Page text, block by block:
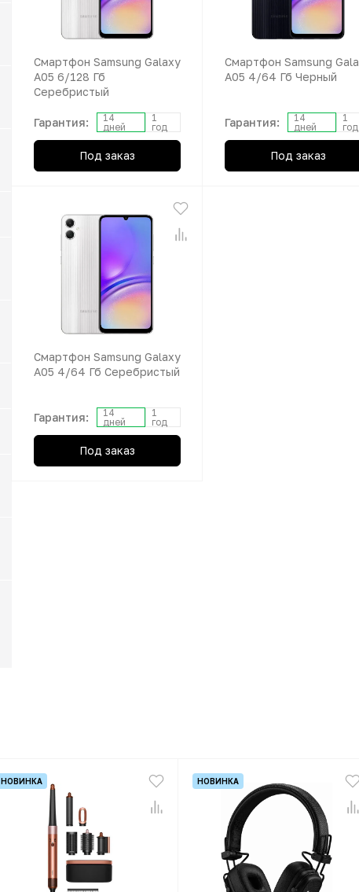
Смартфон Samsung Galaxy
A05 6/128 Гб
Серебристый
Гарантия:
14
дней
1
год
Под заказ
Смартфон Samsung
A05 4/64 Гб Черный
Гарантия:
14
дней
1
год
Под заказ
Смартфон Samsung Galaxy
A05 4/64 Гб Серебристый
Гарантия:
14
дней
1
год
Под заказ
НОВИНКА НОВИНКА